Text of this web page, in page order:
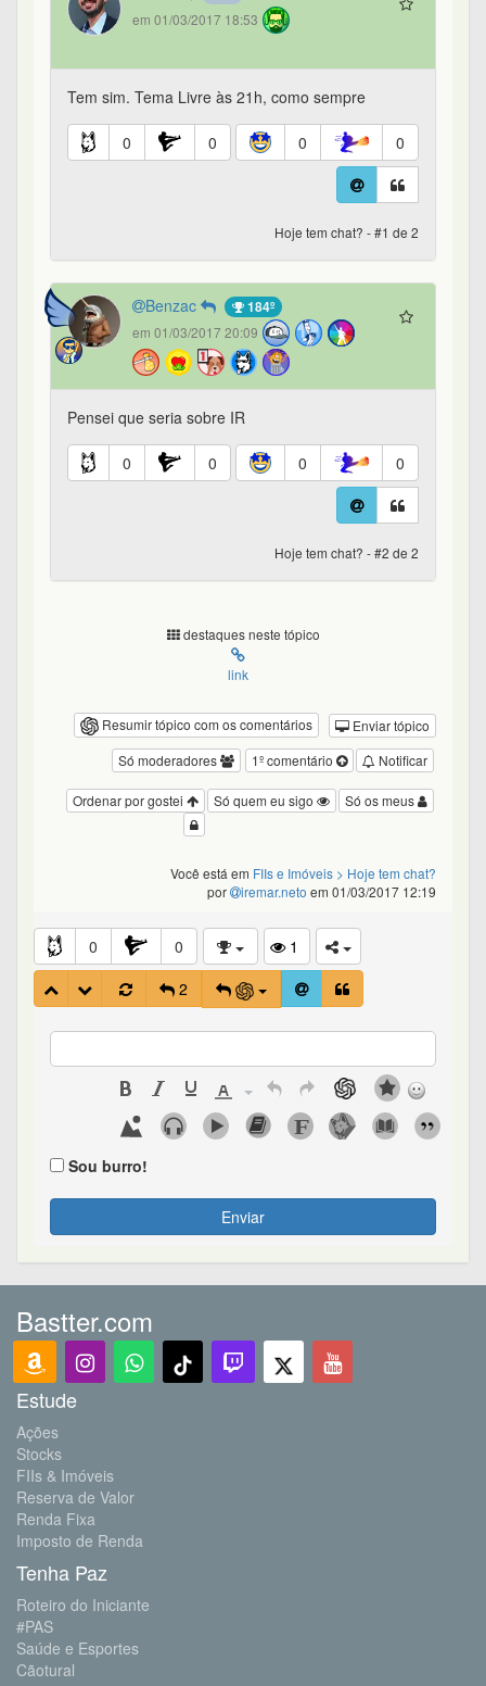
em 01/03/2017 18:53
Tem sim. Tema Livre às 21h, como sempre
0 0 0 0
Hoje tem chat? - #1 de 2
Benzac 184º
em 01/03/2017 20:09
Pensei que seria sobre IR
0 0 0 0
Hoje tem chat? - #2 de 2
destaques neste tópico
link
Resumir tópico com os comentários
Enviar tópico
Notificar
1º comentário
Só moderadores
Só os meus
Só quem eu sigo
Ordenar por gostei
Você está em FIIs e Imóveis > Hoje tem chat?
por
iremar.neto em 01/03/2017 12:19
0 0
1
2
Sou burro!
Enviar
Bastter.com
Estude
Ações
Stocks
FIIs & Imóveis
Reserva de Valor
Renda Fixa
Imposto de Renda
Tenha Paz
Roteiro do Iniciante
#PAS
Saúde e Esportes
Cãotural